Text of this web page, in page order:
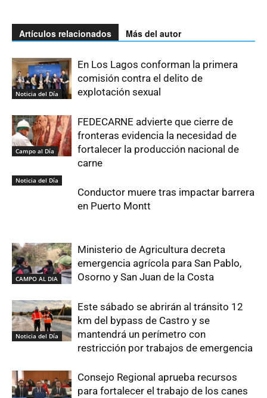
Artículos relacionados Más del autor
Noticia del Día
En Los Lagos conforman la primera
comisión contra el delito de
explotación sexual
Campo al Día
FEDECARNE advierte que cierre de
fronteras evidencia la necesidad de
fortalecer la producción nacional de
carne
Noticia del Día
Conductor muere tras impactar barrera
en Puerto Montt
CAMPO AL DIA
Ministerio de Agricultura decreta
emergencia agrícola para San Pablo,
Osorno y San Juan de la Costa
Noticia del Día
Este sábado se abrirán al tránsito 12
km del bypass de Castro y se
mantendrá un perímetro con
restricción por trabajos de emergencia
Consejo Regional aprueba recursos
para fortalecer el trabajo de los canes